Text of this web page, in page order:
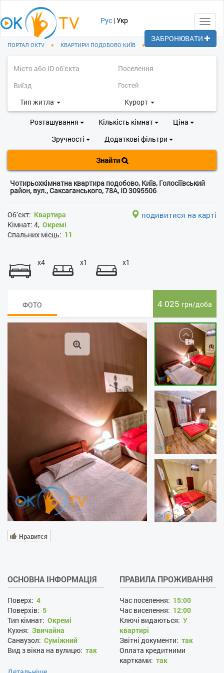
Рус |Укр
ПОРТАЛ OKTV ♦ КВАРТИРИ ПОДОБОВО КИЇВ ♦
Тип житла Курорт
Розташування Кількість кімнат
Ціна
Зручності
Додаткові фільтри
Знайти
Чотирьохкімнатна квартира подобово, Київ, Голосіївський
район, вул., Саксаганського, 78А, ID 3095506
Об’єкт: Квартира
Кімнат: 4, Окремі
Спальних місць: 11
подивитися на карті
x4 x1 x1
ФОТО 4 025 грн/доба
Нравится
ОСНОВНА ІНФОРМАЦІЯ
Поверх: 4
Поверхів: 5
Тип кімнат: Окремі
Кухня: Звичайна
Санвузол: Суміжний
Вид з вікна на вулицю: так
ПРАВИЛА ПРОЖИВАННЯ
Час поселення: 15:00
Час виселення: 12:00
Ключі видаються: У
квартирі
Звітні документи: так
Оплата кредитними
картками: так
ЗАБРОНЮВАТИ